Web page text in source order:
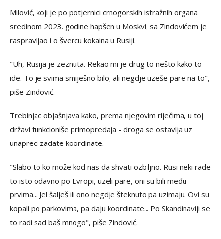
Milović, koji je po potjernici crnogorskih istražnih organa
sredinom 2023. godine hapšen u Moskvi, sa Zindovićem je
raspravljao i o švercu kokaina u Rusiji.
"Uh, Rusija je zeznuta. Rekao mi je drug to nešto kako to
ide. To je svima smiješno bilo, ali negdje uzeše pare na to",
piše Zindović.
Trebinjac objašnjava kako, prema njegovim riječima, u toj
državi funkcioniše primopredaja - droga se ostavlja uz
unapred zadate koordinate.
"Slabo to ko može kod nas da shvati ozbiljno. Rusi neki rade
to isto odavno po Evropi, uzeli pare, oni su bili među
prvima... Jel šalješ ili ono negdje šteknuto pa uzimaju. Ovi su
kopali po parkovima, pa daju koordinate... Po Skandinaviji se
to radi sad baš mnogo", piše Zindović.